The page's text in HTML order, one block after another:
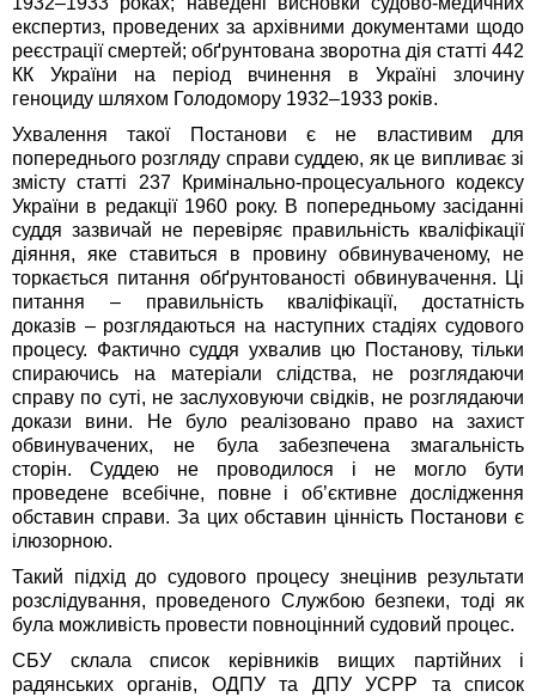
експертиз, проведених за архівними документами щодо
реєстрації смертей; обґрунтована зворотна дія статті 442
КК України на період вчинення в Україні злочину
геноциду шляхом Голодомору 1932–1933 років.
Ухвалення такої Постанови є не властивим для
попереднього розгляду справи суддею, як це випливає зі
змісту статті 237 Кримінально-процесуального кодексу
України в редакції 1960 року. В попередньому засіданні
суддя зазвичай не перевіряє правильність кваліфікації
діяння, яке ставиться в провину обвинуваченому, не
торкається питання обґрунтованості обвинувачення. Ці
питання – правильність кваліфікації, достатність
доказів – розглядаються на наступних стадіях судового
процесу. Фактично суддя ухвалив цю Постанову, тільки
спираючись на матеріали слідства, не розглядаючи
справу по суті, не заслуховуючи свідків, не розглядаючи
докази вини. Не було реалізовано право на захист
обвинувачених, не була забезпечена змагальність
сторін. Суддею не проводилося і не могло бути
проведене всебічне, повне і об’єктивне дослідження
обставин справи. За цих обставин цінність Постанови є
ілюзорною.
Такий підхід до судового процесу знецінив результати
розслідування, проведеного Службою безпеки, тоді як
була можливість провести повноцінний судовий процес.
СБУ склала список керівників вищих партійних і
радянських органів, ОДПУ та ДПУ УСРР та список